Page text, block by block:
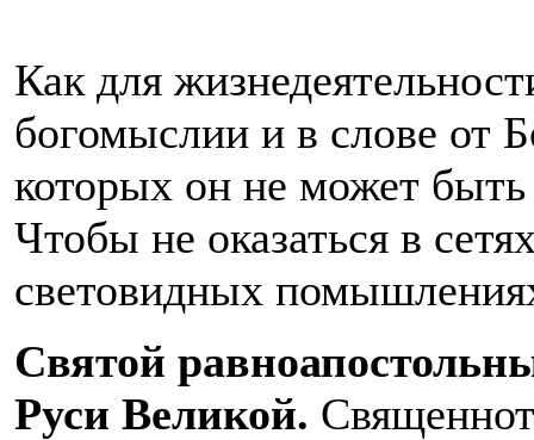
Как для
богомыслии и в слове от
которых он не может
Чтобы не оказаться в
световидных
Святой
Руси Великой.